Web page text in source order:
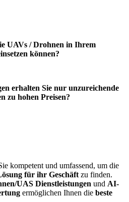
UAVs /Drohnen in Ihrem
können?
erhalten Sie nur unzureichende
zu hohen Preisen?
kompetent und umfassend, um die
für ihr Geschäft zu finden.
UAS Dienstleistungen und AI-
ermöglichen Ihnen die beste